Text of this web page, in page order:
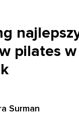
pilates w
Surman